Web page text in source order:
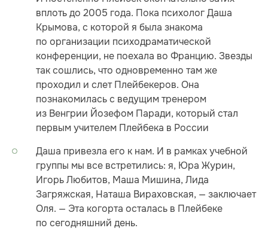
вплоть до 2005 года. Пока психолог Даша
Крымова, с которой я была знакома
по организации психодраматической
конференции, не поехала во Францию. Звезды
так сошлись, что одновременно там же
проходил и слет Плейбекеров. Она
познакомилась с ведущим тренером
из Венгрии Йозефом Паради, который стал
первым учителем Плейбека в России
Даша привезла его к нам. И в рамках учебной
группы мы все встретились: я, Юра Журин,
Игорь Любитов, Маша Мишина, Лида
Загряжская, Наташа Вираховская, — заключает
Оля. — Эта когорта осталась в Плейбеке
по сегодняшний день.